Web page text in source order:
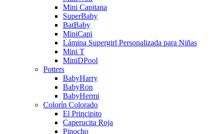
Mini Capitana
SuperBaby
BatBaby
MiniCapi
Lámina Supergirl Personalizada para Niñas
Mini T
MiniDPool
Potters
BabyHarry
BabyRon
BabyHermi
Colorín Colorado
El Principito
Caperucita Roja
Pinocho